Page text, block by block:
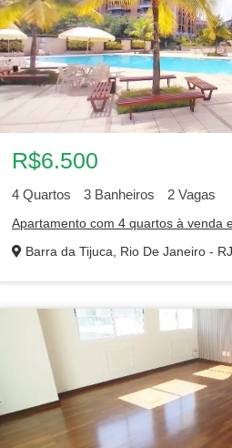
R$6.500
4 Quartos 3 Banheiros 2 Vagas
Apartamento com 4 quartos à venda
Barra da Tijuca, Rio De Janeiro - RJ